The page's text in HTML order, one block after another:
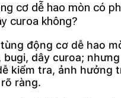
cơ dễ hao mòn có
curoa không?
động cơ dễ hao
bugi, dây curoa;
kiểm tra, ảnh hưởng
ràng.